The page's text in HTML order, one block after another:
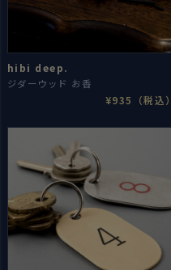
hibi deep.
ジダーウッド お香
¥935（税込）